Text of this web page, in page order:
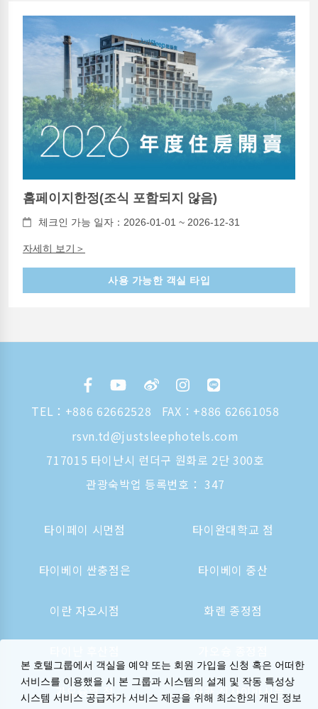
홈페이지한정(조식 포함되지 않음)
체크인 가능 일자：2026-01-01 ~ 2026-12-31
자세히 보기＞
사용 가능한 객실 타입
TEL： +886 62662528
FAX：+886 62661058
rsvn.td@justsleephotels.com
717015 타이난시 런더구 원화로 2단 300호
관광숙박업 등록번호： 347
타이페이 시먼점 타이완대학교 점
타이베이 싼충점은 타이베이 중산
이란 자오시점 화롄 종정점
가오슝역 점 오사카 신사이바시는
본 호텔그룹에서 객실을 예약 또는 회원 가입을 신청 혹은 어떠한
서비스를 이용했을 시 본 그룹과 시스템의 설계 및 작동 특성상
시스템 서비스 공급자가 서비스 제공을 위해 최소한의 개인 정보